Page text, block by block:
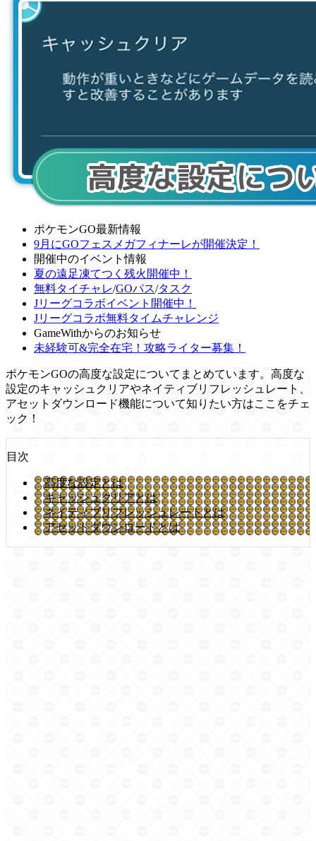
ポケモンGO最新情報
9月にGOフェスメガフィナーレが開催決定！
開催中のイベント情報
夏の遠足凍てつく残火開催中！
無料タイチャレ/GOパス/タスク
Jリーグコラボイベント開催中！
Jリーグコラボ無料タイムチャレンジ
GameWithからのお知らせ
未経験可&完全在宅！攻略ライター募集！
ポケモンGOの高度な設定についてまとめています。高度な
設定のキャッシュクリアやネイティブリフレッシュレート、
アセットダウンロード機能について知りたい方はここをチェ
ック！
目次
高度な設定とは
キャッシュクリアとは
ネイティブリフレッシュレートとは
アセットダウンロードとは